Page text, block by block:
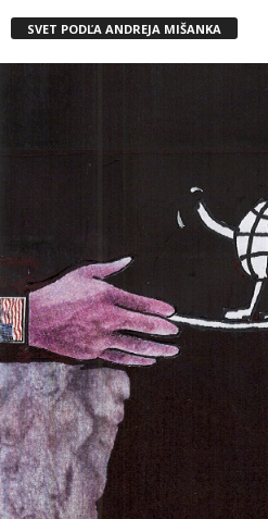
SVET PODĽA ANDREJA MIŠANKA